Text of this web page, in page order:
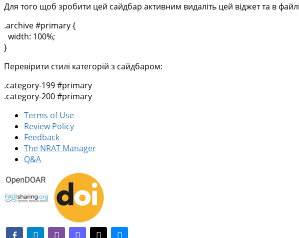
Для того щоб зробити цей сайдбар активним видаліть цей віджет та в
.archive #primary {
width: 100%;
}
Перевірити стилі категорій з сайдбаром:
.category-199 #primary
.category-200 #primary
Terms of Use
Review Policy
Feedback
The NRAT Manager
Q&A
facebook-alt
telegramwhatsappmastodon
threadsbluesky